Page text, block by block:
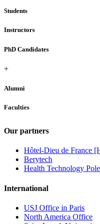
Students
Instructors
PhD Candidates
+
Alumni
Faculties
Our partners
Hôtel-Dieu de France
Berytech
Health Technology
International
USJ Office in Paris
North America Office